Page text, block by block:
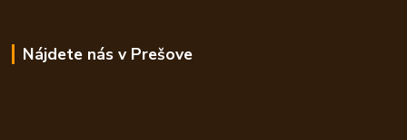
Nájdete nás v Prešove